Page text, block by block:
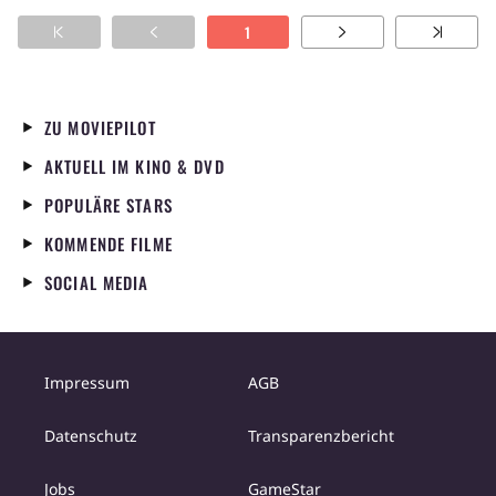
1
ZU MOVIEPILOT
AKTUELL IM KINO & DVD
POPULÄRE STARS
KOMMENDE FILME
SOCIAL MEDIA
Impressum AGB
Datenschutz Transparenzbericht
Jobs GameStar